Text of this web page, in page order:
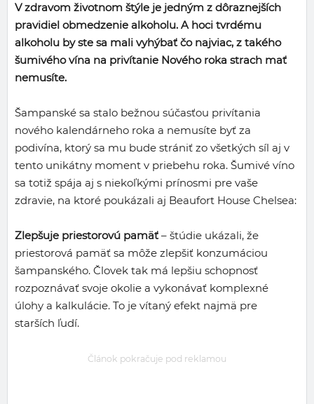
V zdravom životnom štýle je jedným z dôraznejších
pravidiel obmedzenie alkoholu. A hoci tvrdému
alkoholu by ste sa mali vyhýbať čo najviac, z takého
šumivého vína na privítanie Nového roka strach mať
nemusíte.
Šampanské sa stalo bežnou súčasťou privítania
nového kalendárneho roka a nemusíte byť za
podivína, ktorý sa mu bude strániť zo všetkých síl aj v
tento unikátny moment v priebehu roka. Šumivé víno
sa totiž spája aj s niekoľkými prínosmi pre vaše
zdravie, na ktoré poukázali aj Beaufort House Chelsea:
Zlepšuje priestorovú pamäť– štúdie ukázali, že
priestorová pamäť sa môže zlepšiť konzumáciou
šampanského. Človek tak má lepšiu schopnosť
rozpoznávať svoje okolie a vykonávať komplexné
úlohy a kalkulácie. To je vítaný efekt najmä pre
starších ľudí.
Článok pokračuje pod reklamou